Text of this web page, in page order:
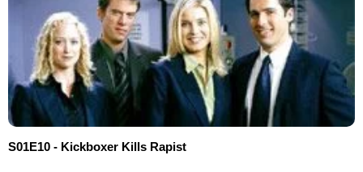
S01E10 - Kickboxer Kills Rapist